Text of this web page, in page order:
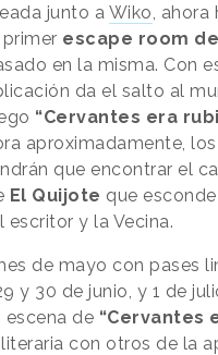
junto a Wiko ,
escape room
en la misma. Con
da el salto al
“Cervantes era
aproximadamente,
que encontrar el
El Quijote que
y la Vecina.
de mayo con pases
y 30 de junio, y 1 de
escena de “Cervantes
con otros de la